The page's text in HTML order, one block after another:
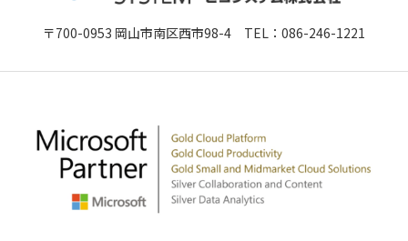
〒700-0953 岡山市南区西市98-4 TEL： 086-246-1221